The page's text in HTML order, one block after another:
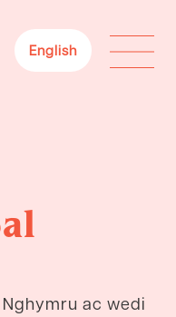
English
ac wedi